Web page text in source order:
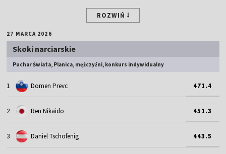
ROZWIŃ
27 MARCA 2026
Skoki narciarskie
Puchar Świata, Planica, mężczyźni, konkurs indywidualny
1 Domen Prevc 471.4
2 Ren Nikaido 451.3
3 Daniel Tschofenig 443.5